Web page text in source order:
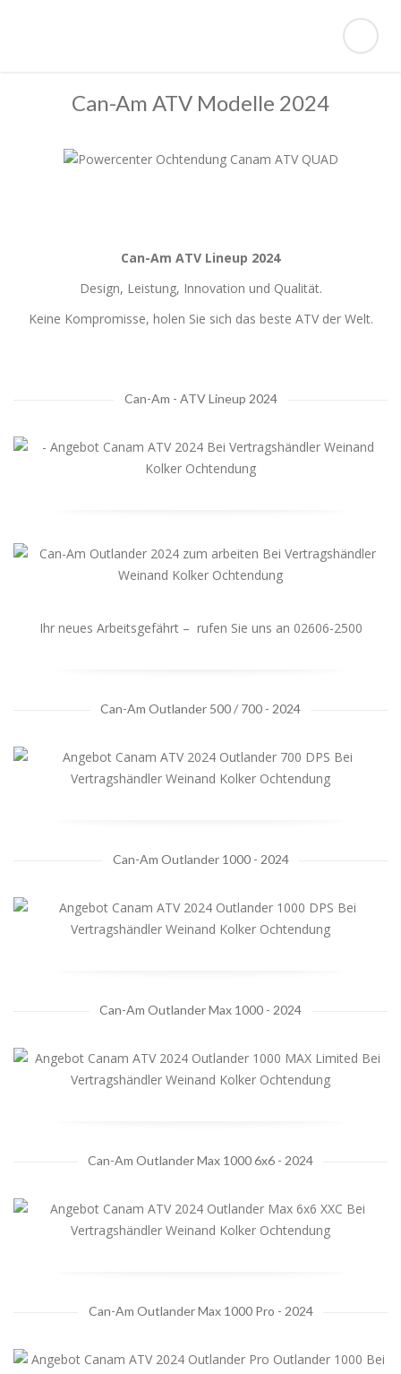
Can-Am ATV Modelle 2024
Can-Am ATV Lineup 2024
Design, Leistung, Innovation und Qualität.
Keine Kompromisse, holen Sie sich das beste ATV der Welt.
Can-Am - ATV Lineup 2024
Ihr neues Arbeitsgefährt – rufen Sie uns an 02606-2500
Can-Am Outlander 500 / 700 - 2024
Can-Am Outlander 1000 - 2024
Can-Am Outlander Max 1000 - 2024
Can-Am Outlander Max 1000 6x6 - 2024
Can-Am Outlander Max 1000 Pro - 2024